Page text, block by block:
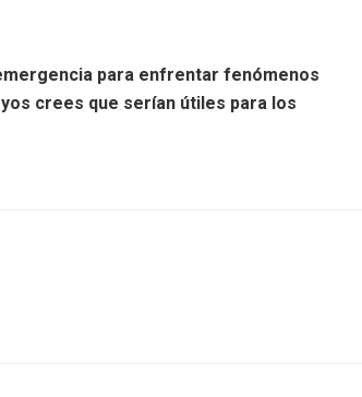
para enfrentar fenómenos
crees que serían útiles para los